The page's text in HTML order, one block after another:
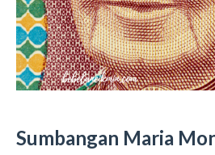
Sumbangan Maria